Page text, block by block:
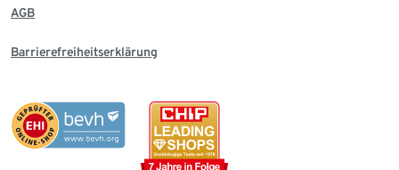
AGB
Barrierefreiheitserklärung